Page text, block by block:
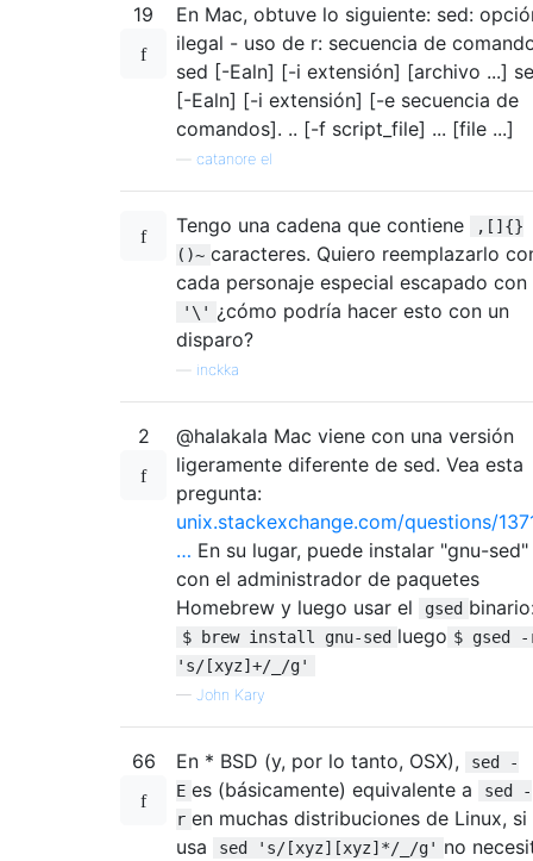
19
En Mac, obtuve lo siguiente: sed:
ilegal - uso de r: secuencia de
sed [-Ealn] [-i extensión] [archivo ...]
[-Ealn] [-i extensión] [-e secuencia de
comandos]. .. [-f script_file] ... [file ...]
catanore el
Tengo una cadena que contiene
,[]{}
()~ caracteres. Quiero reemplazarlo
cada personaje especial escapado con
'\' ¿cómo podría hacer esto con un
disparo?
inckka
2
@halakala Mac viene con una versión
ligeramente diferente de sed. Vea esta
pregunta:
unix.stackexchange.com/questions/
… En su lugar, puede instalar "gnu-sed"
con el administrador de paquetes
Homebrew y luego usar el
gsed
$ brew install gnu-sed luego $ gsed
's/[xyz]+/_/g'
— John Kary
66 En * BSD (y, por lo tanto, OSX),
sed -
E es (básicamente) equivalente a
sed -
r en muchas distribuciones de Linux, si
usa
sed 's/[xyz][xyz]*/_/g' no